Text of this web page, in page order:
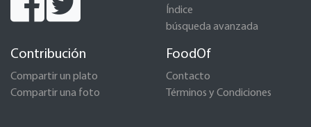
Índice
búsqueda avanzada
Contribución
Compartir un plato
Compartir una foto
FoodOf
Contacto
Términos y Condiciones